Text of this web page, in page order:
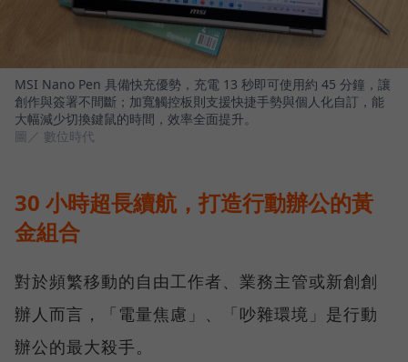
MSI Nano Pen 具備快充優勢，充電 13 秒即可使用約 45 分鐘，讓
創作與簽署不間斷；加寬觸控板則支援快捷手勢與個人化自訂，能
大幅減少切換鍵鼠的時間，效率全面提升。
圖／ 數位時代
30 小時超長續航，打造行動辦公的黃
金組合
對於頻繁移動的自由工作者、業務主管或新創創
辦人而言，「電量焦慮」、「吵雜環境」是行動
辦公的最大殺手。